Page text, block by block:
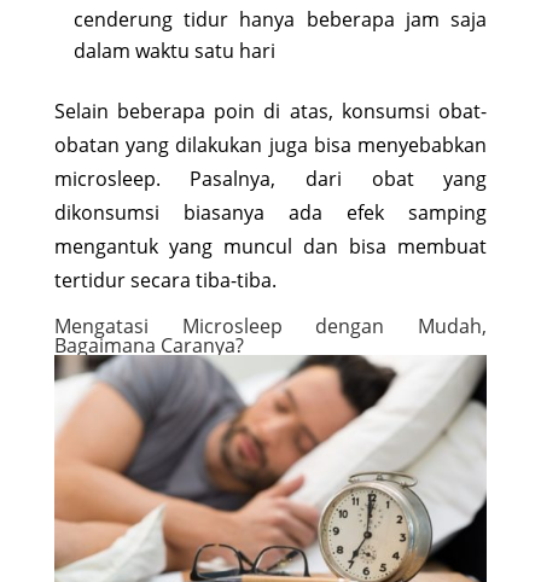
cenderung tidur hanya beberapa jam saja
dalam waktu satu hari
Selain beberapa poin di atas, konsumsi obat-
obatan yang dilakukan juga bisa menyebabkan
microsleep. Pasalnya, dari obat yang
dikonsumsi biasanya ada efek samping
mengantuk yang muncul dan bisa membuat
tertidur secara tiba-tiba.
Mengatasi Microsleep dengan Mudah,
Bagaimana Caranya?